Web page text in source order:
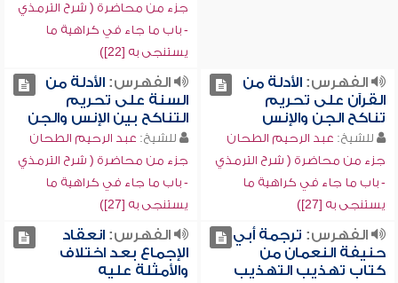
جزء من محاضرة ( شرح الترمذي
- باب ما جاء في كراهية ما
يستنجى به [22])
الفهرس:الأدلة من
القرآن على تحريم
تناكح الجن والإنس
للشيخ: عبد الرحيم الطحان
جزء من محاضرة ( شرح الترمذي
- باب ما جاء في كراهية ما
يستنجى به [27])
الفهرس:الأدلة من
السنة على تحريم
التناكح بين الإنس والجن
للشيخ: عبد الرحيم الطحان
جزء من محاضرة ( شرح الترمذي
- باب ما جاء في كراهية ما
يستنجى به [27])
الفهرس: ترجمة أبي
حنيفة النعمان من
كتاب تهذيب التهذيب
الفهرس:انعقاد
الإجماع بعد اختلاف
والأمثلة عليه